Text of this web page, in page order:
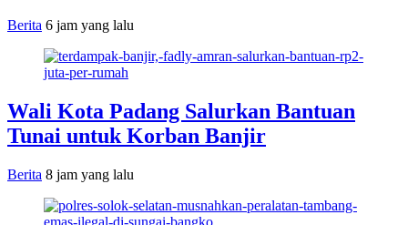
Berita 6 jam yang lalu
Wali Kota Padang Salurkan Bantuan
Tunai untuk Korban Banjir
Berita 8 jam yang lalu